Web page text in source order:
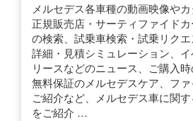
メルセデス各車種の動画映像やカ
正規販売店・サーティファイドカ
の検索、試乗車検索・試乗リク
詳細・見積シミュレーション、
リースなどのニュース、ご購入
無料保証のメルセデスケア、フ
ご紹介など、メルセデス車に関
をご紹介 …